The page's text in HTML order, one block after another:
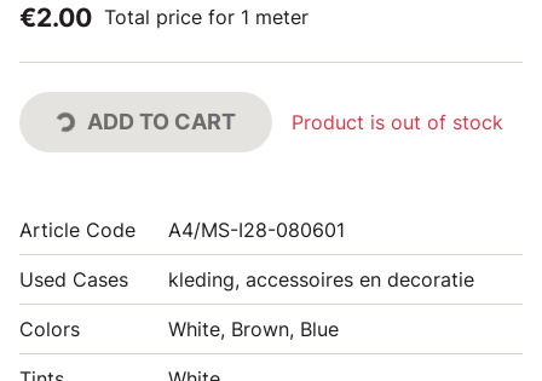
€2.00 Total price for 1 meter
ADD TO CART Product is out of stock
Article Code A4/MS-I28-080601
Used Cases kleding, accessoires en decoratie
Colors White, Brown, Blue